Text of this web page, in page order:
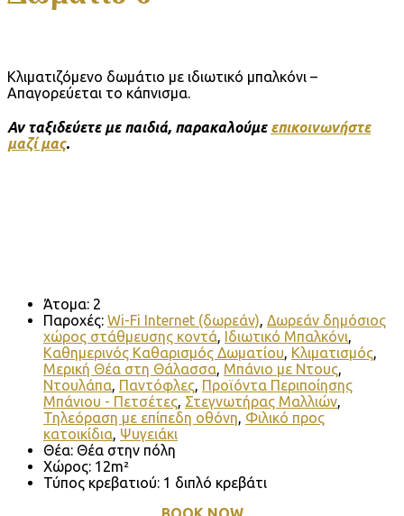
Κλιματιζόμενο δωμάτιο με ιδιωτικό μπαλκόνι –
Απαγορεύεται το κάπνισμα.
Αν ταξιδεύετε με παιδιά, παρακαλούμε επικοινωνήστε
μαζί μας.
Άτομα: 2
Παροχές: Wi-Fi Internet (δωρεάν), Δωρεάν δημόσιος
χώρος στάθμευσης κοντά, Ιδιωτικό Μπαλκόνι,
Καθημερινός Καθαρισμός Δωματίου, Κλιματισμός,
Μερική Θέα στη Θάλασσα, Μπάνιο με Ντους,
Ντουλάπα, Παντόφλες, Προϊόντα Περιποίησης
Μπάνιου - Πετσέτες, Στεγνωτήρας Μαλλιών,
Τηλεόραση με επίπεδη οθόνη, Φιλικό προς
κατοικίδια, Ψυγειάκι
Θέα: Θέα στην πόλη
Χώρος: 12m²
Τύπος κρεβατιού: 1 διπλό κρεβάτι